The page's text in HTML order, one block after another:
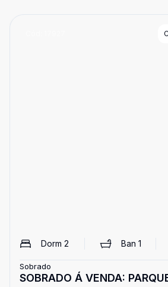
Dorm 2 Ban 1
Sobrado
SOBRADO Á VENDA: